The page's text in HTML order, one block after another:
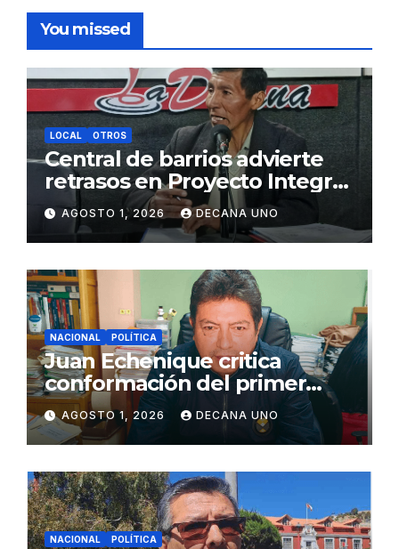
You missed
LOCAL OTROS
Central de barrios advierte
retrasos en Proyecto Integral
de Agua y Alcantarillado para
Juliaca
AGOSTO 1, 2026 DECANA UNO
NACIONAL POLÍTICA
Juan Echenique critica
conformación del primer
gabinete ministerial de Keiko
Fujimori
AGOSTO 1, 2026 DECANA UNO
NACIONAL POLÍTICA